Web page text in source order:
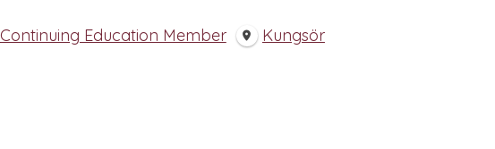
Continuing Education Member Kungsör